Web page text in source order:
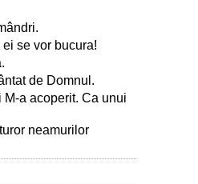
se vor bucura!
de Domnul.
a acoperit. Ca unui
neamurilor